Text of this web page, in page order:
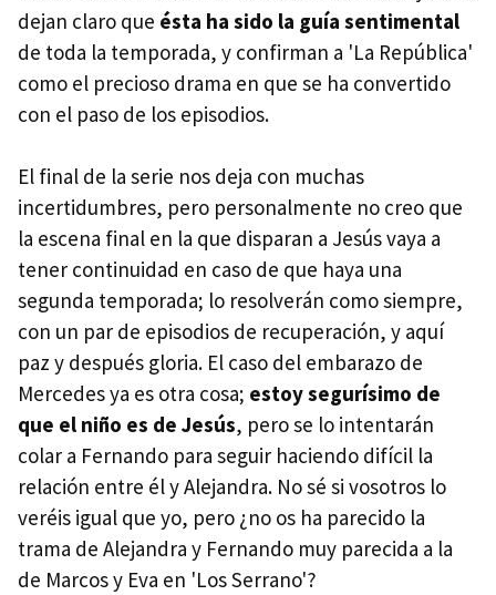
dejan claro que ésta ha sido la guía sentimental
de toda la temporada, y confirman a 'La República'
como el precioso drama en que se ha convertido
con el paso de los episodios.
El final de la serie nos deja con muchas
incertidumbres, pero personalmente no creo que
la escena final en la que disparan a Jesús vaya a
tener continuidad en caso de que haya una
segunda temporada; lo resolverán como siempre,
con un par de episodios de recuperación, y aquí
paz y después gloria. El caso del embarazo de
Mercedes ya es otra cosa; estoy segurísimo de
que el niño es de Jesús, pero se lo intentarán
colar a Fernando para seguir haciendo difícil la
relación entre él y Alejandra. No sé si vosotros lo
veréis igual que yo, pero ¿no os ha parecido la
trama de Alejandra y Fernando muy parecida a la
de Marcos y Eva en 'Los Serrano'?